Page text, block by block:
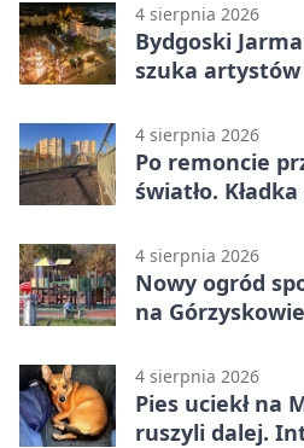
4 sierpnia 2026
Bydgoski
szuka
4 sierpnia 2026
Po remoncie
światło.
4 sierpnia 2026
Nowy ogród
na
4 sierpnia 2026
Pies uciekł na
ruszyli dalej.